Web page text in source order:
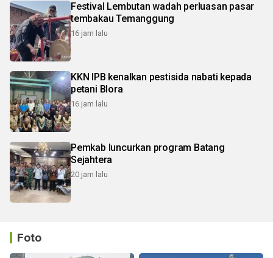
Festival Lembutan wadah perluasan pasar
tembakau Temanggung
16 jam lalu
KKN IPB kenalkan pestisida nabati kepada
petani Blora
16 jam lalu
Pemkab luncurkan program Batang
Sejahtera
20 jam lalu
Foto